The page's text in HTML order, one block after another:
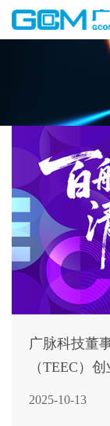
广脉科技董
（TEEC）
2025-10-13